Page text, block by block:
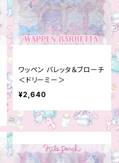
ワッペン バレッタ＆ブローチ
＜ドリーミー＞
¥2,640